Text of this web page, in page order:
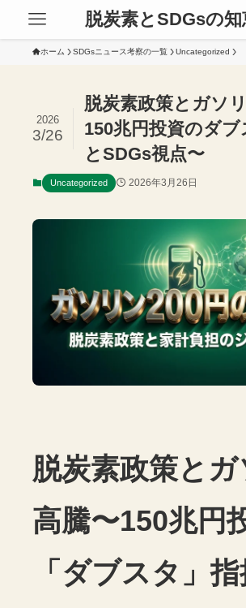
脱炭素とSDGsの知
ホーム SDGsニュース考察の一覧 Uncategorized
脱炭素政策とガソ
150兆円投資のダブ
とSDGs視点〜
2026
3/26
Uncategorized 2026年3月26日
脱炭素政策と
高騰〜150兆円
「ダブスタ」